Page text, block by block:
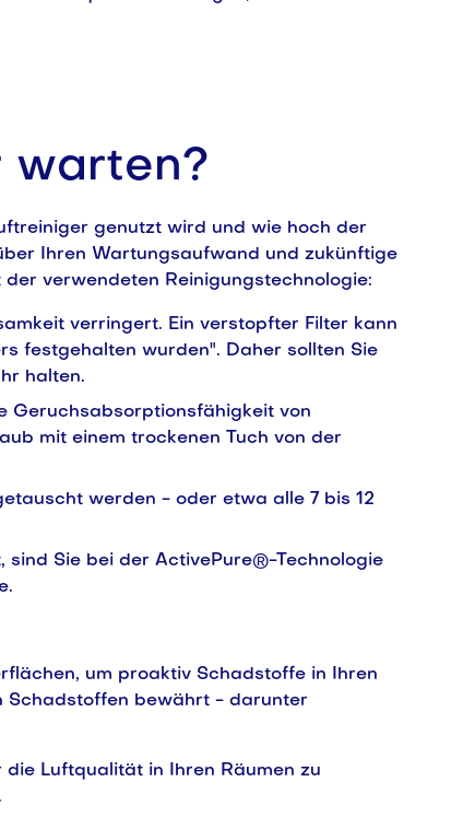
warten?
genutzt wird und wie hoch der
Ihren Wartungsaufwand und zukünftige
verwendeten Reinigungstechnologie:
verringert. Ein verstopfter Filter kann
festgehalten wurden". Daher sollten Sie
halten.
Geruchsabsorptionsfähigkeit von
mit einem trockenen Tuch von der
werden - oder etwa alle 7 bis 12
sind Sie bei der ActivePure®-Technologie
um proaktiv Schadstoffe in Ihren
Schadstoffen bewährt - darunter
Luftqualität in Ihren Räumen zu